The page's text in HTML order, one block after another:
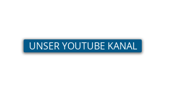
UNSER YOUTUBE KANAL